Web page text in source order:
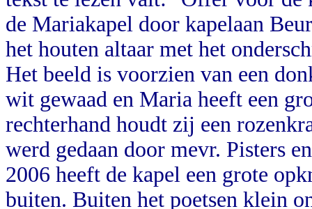
de Mariakapel door kapelaan
het houten altaar met het
Het beeld is voorzien van een
wit gewaad en Maria heeft een
rechterhand houdt zij een
werd gedaan door mevr. Pisters
2006 heeft de kapel een grote
buiten. Buiten het poetsen klein